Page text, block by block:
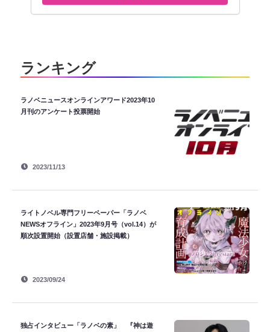
ランキング
ラノベニュースオンラインアワード2023年10
月刊のアンケート投票開始
2023/11/13
ライトノベル専門フリーペーパー「ラノベ
NEWSオフライン」2023年9月号（vol.14）が
順次設置開始（設置店舗・施設掲載）
2023/09/24
独占インタビュー「ラノベの素」 『神は遊